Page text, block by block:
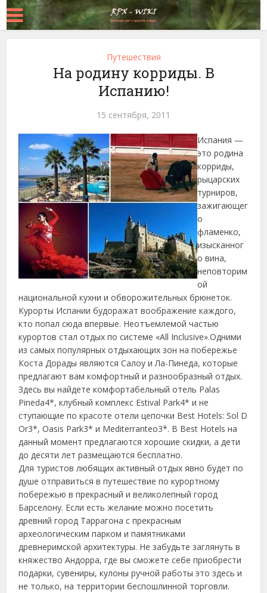
Путешествия
На родину корриды. В
Испанию!
15 сентября, 2011
Испания —
это родина
корриды,
рыцарских
турниров,
зажигающег
о
фламенко,
изысканног
о вина,
неповторим
ой
национальной кухни и обворожительных брюнеток.
Курорты Испании будоражат воображение каждого,
кто попал сюда впервые. Неотъемлемой частью
курортов стал отдых по системе «All Inclusive».Одними
из самых популярных отдыхающих зон на побережье
Коста Дорады являются Салоу и Ла-Пинеда, которые
предлагают вам комфортный и разнообразный отдых.
Здесь вы найдете комфортабельный отель Palas
Pineda4*, клубный комплекс Estival Park4* и не
ступающие по красоте отели цепочки Best Hotels: Sol D
Or3*, Oasis Park3* и Mediterranteo3*. В Best Hotels на
данный момент предлагаются хорошие скидки, а дети
до десяти лет размещаются бесплатно.
Для туристов любящих активный отдых явно будет по
душе отправиться в путешествие по курортному
побережью в прекрасный и великолепный город
Барселону. Если есть желание можно посетить
древний город Таррагона с прекрасным
археологическим парком и памятниками
древнеримской архитектуры. Не забудьте заглянуть в
княжество Андорра, где вы сможете себе приобрести
подарки, сувениры, кулоны ручной работы это здесь и
не только, на территории беспошлинной торговли.